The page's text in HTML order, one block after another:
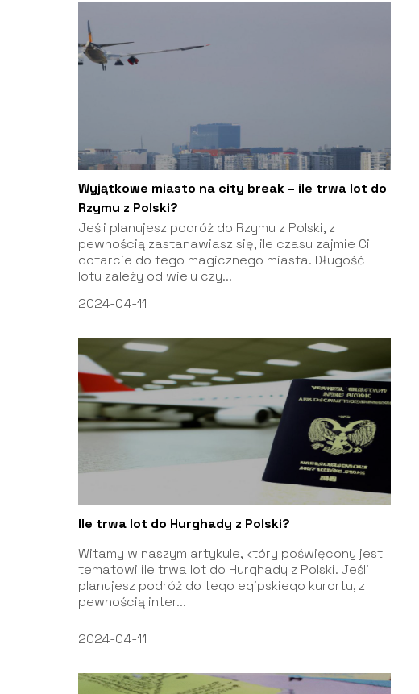
Wyjątkowe miasto na city break – ile trwa lot do
Rzymu z Polski?
Jeśli planujesz podróż do Rzymu z Polski, z
pewnością zastanawiasz się, ile czasu zajmie Ci
dotarcie do tego magicznego miasta. Długość
lotu zależy od wielu czy...
2024-04-11
Ile trwa lot do Hurghady z Polski?
Witamy w naszym artykule, który poświęcony jest
tematowi ile trwa lot do Hurghady z Polski. Jeśli
planujesz podróż do tego egipskiego kurortu, z
pewnością inter...
2024-04-11